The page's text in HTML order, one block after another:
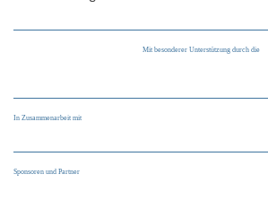
Mit besonderer Unterstützung durch die
In Zusammenarbeit mit
Sponsoren und Partner